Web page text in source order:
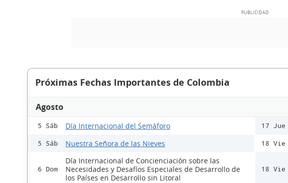
Próximas Fechas Importantes de Colombia
Agosto
5 Sáb Día Internacional del Semáforo
5 Sáb Nuestra Señora de las Nieves
6 Dom
Día Internacional de Concienciación sobre las
Necesidades y Desafíos Especiales de Desarrollo de
los Países en Desarrollo sin Litoral
17 Jue
18 Vie
18 Vie